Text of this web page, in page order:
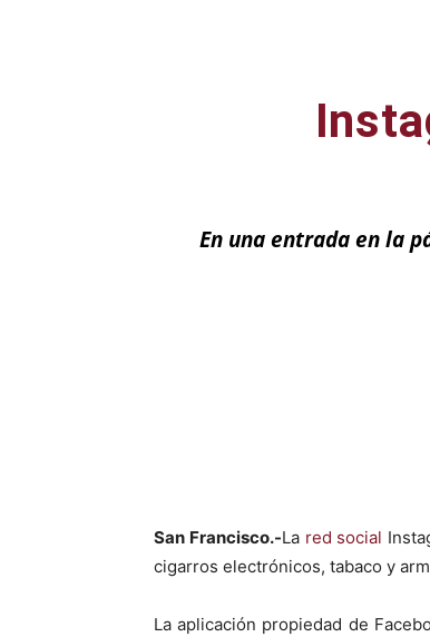
En una entrada en la
San Francisco.-La red social
cigarros electrónicos, tabaco y
La aplicación propiedad de